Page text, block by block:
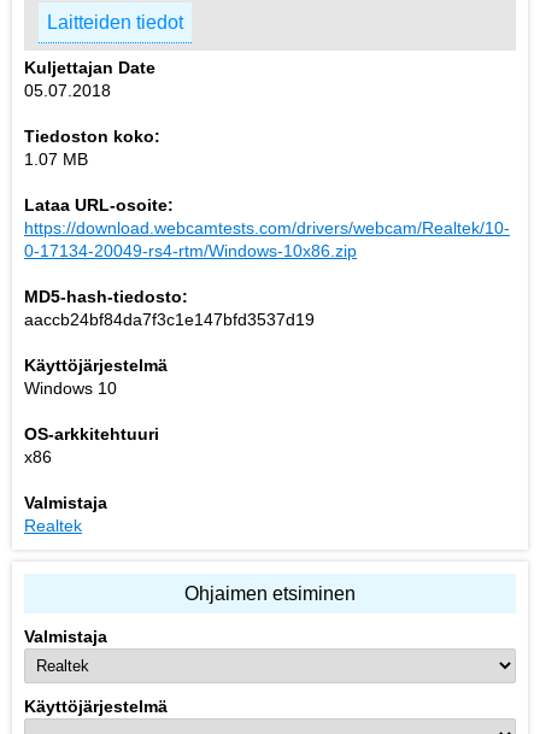
Laitteiden tiedot
Kuljettajan Date
05.07.2018
Tiedoston koko:
1.07 MB
Lataa URL-osoite:
https://download.webcamtests.com/drivers/webcam/Realtek/10-
0-17134-20049-rs4-rtm/Windows-10x86.zip
MD5-hash-tiedosto:
aaccb24bf84da7f3c1e147bfd3537d19
Käyttöjärjestelmä
Windows 10
OS-arkkitehtuuri
x86
Valmistaja
Realtek
Ohjaimen etsiminen
Valmistaja
Käyttöjärjestelmä